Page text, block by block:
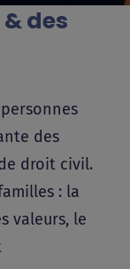
des
des
droit civil.
: la
valeurs, le